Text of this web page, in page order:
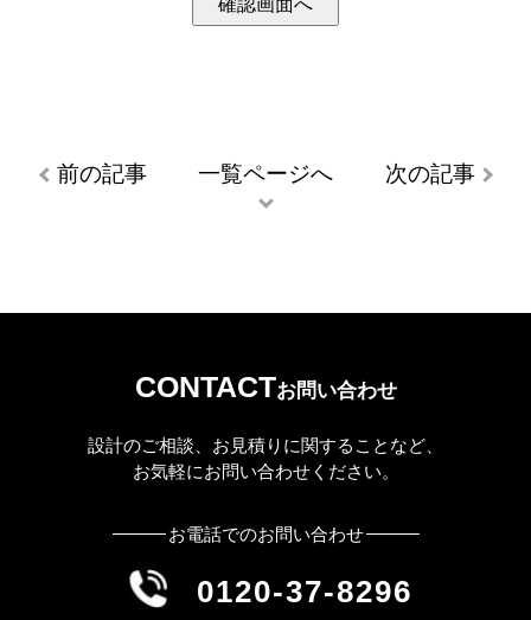
前の記事 一覧ページへ 次の記事
CONTACTお問い合わせ
設計のご相談、お見積りに関することなど、
お気軽にお問い合わせください。
お電話でのお問い合わせ
0120-37-8296